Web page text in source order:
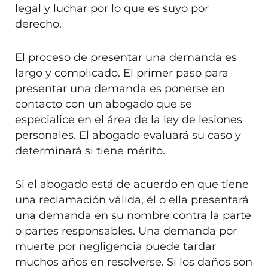
legal y luchar por lo que es suyo por
derecho.
El proceso de presentar una demanda es
largo y complicado. El primer paso para
presentar una demanda es ponerse en
contacto con un abogado que se
especialice en el área de la ley de lesiones
personales. El abogado evaluará su caso y
determinará si tiene mérito.
Si el abogado está de acuerdo en que tiene
una reclamación válida, él o ella presentará
una demanda en su nombre contra la parte
o partes responsables. Una demanda por
muerte por negligencia puede tardar
muchos años en resolverse. Si los daños son